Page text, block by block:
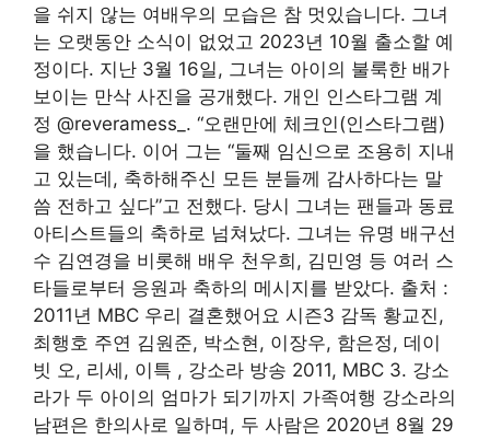
을 쉬지 않는 여배우의 모습은 참 멋있습니다. 그녀
는 오랫동안 소식이 없었고 2023년 10월 출소할 예
정이다. 지난 3월 16일, 그녀는 아이의 불룩한 배가
보이는 만삭 사진을 공개했다. 개인 인스타그램 계
정 @reveramess_. “오랜만에 체크인(인스타그램)
을 했습니다. 이어 그는 “둘째 임신으로 조용히 지내
고 있는데, 축하해주신 모든 분들께 감사하다는 말
씀 전하고 싶다”고 전했다. 당시 그녀는 팬들과 동료
아티스트들의 축하로 넘쳐났다. 그녀는 유명 배구선
수 김연경을 비롯해 배우 천우희, 김민영 등 여러 스
타들로부터 응원과 축하의 메시지를 받았다. 출처 :
2011년 MBC 우리 결혼했어요 시즌3 감독 황교진,
최행호 주연 김원준, 박소현, 이장우, 함은정, 데이
빗 오, 리세, 이특 , 강소라 방송 2011, MBC 3. 강소
라가 두 아이의 엄마가 되기까지 가족여행 강소라의
남편은 한의사로 일하며, 두 사람은 2020년 8월 29